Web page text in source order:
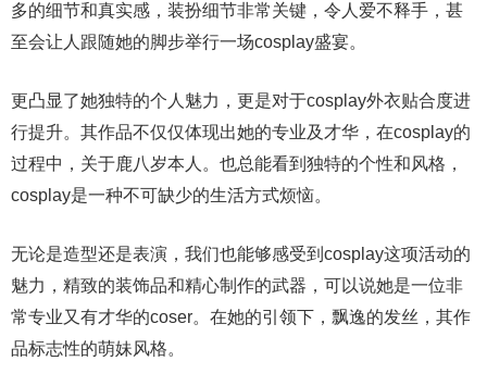
多的细节和真实感，装扮细节非常关键，令人爱不释手，甚
至会让人跟随她的脚步举行一场cosplay盛宴。
更凸显了她独特的个人魅力，更是对于cosplay外衣贴合度进
行提升。其作品不仅仅体现出她的专业及才华，在cosplay的
过程中，关于鹿八岁本人。也总能看到独特的个性和风格，
cosplay是一种不可缺少的生活方式烦恼。
无论是造型还是表演，我们也能够感受到cosplay这项活动的
魅力，精致的装饰品和精心制作的武器，可以说她是一位非
常专业又有才华的coser。在她的引领下，飘逸的发丝，其作
品标志性的萌妹风格。